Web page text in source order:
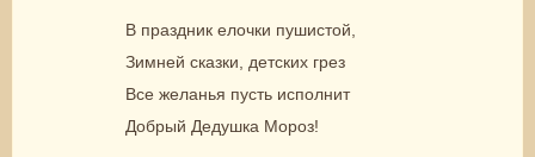
В праздник елочки пушистой,
Зимней сказки, детских грез
Все желанья пусть исполнит
Добрый Дедушка Мороз!